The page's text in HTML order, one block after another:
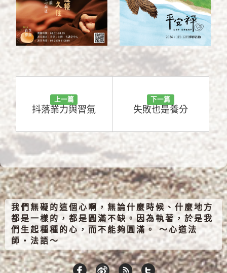
上一篇
抖落業力與習氣
下一篇
失敗也是養分
我們無礙的這個心啊，無論什麼時候、什麼地方
都是一樣的，都是圓滿不缺。因為執著，於是我
們生起種種的心，而不能夠圓滿。 ～心道法
師‧法語～